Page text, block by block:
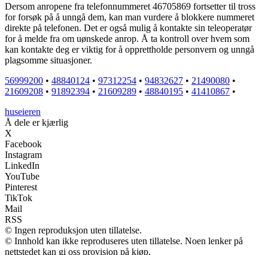
Dersom anropene fra telefonnummeret 46705869 fortsetter til tross
for forsøk på å unngå dem, kan man vurdere å blokkere nummeret
direkte på telefonen. Det er også mulig å kontakte sin teleoperatør
for å melde fra om uønskede anrop. Å ta kontroll over hvem som
kan kontakte deg er viktig for å opprettholde personvern og unngå
plagsomme situasjoner.
56999200 • 48840124 • 97312254 • 94832627 • 21490080 •
21609208 • 91892394 • 21609289 • 48840195 • 41410867 •
huseieren
Å dele er kjærlig
X
Facebook
Instagram
LinkedIn
YouTube
Pinterest
TikTok
Mail
RSS
© Ingen reproduksjon uten tillatelse.
© Innhold kan ikke reproduseres uten tillatelse. Noen lenker på
nettstedet kan gi oss provisjon på kjøp.